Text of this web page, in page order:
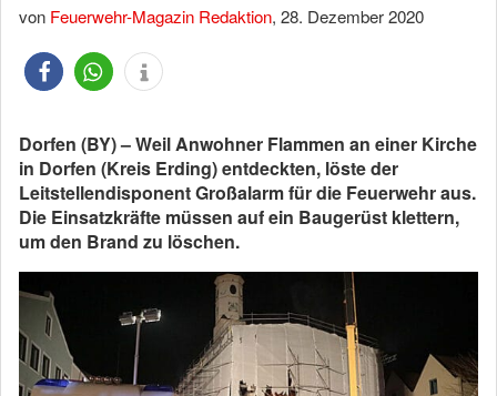
von Feuerwehr-Magazin Redaktion, 28. Dezember 2020
Dorfen (BY) – Weil Anwohner Flammen an einer Kirche
in Dorfen (Kreis Erding) entdeckten, löste der
Leitstellendisponent Großalarm für die Feuerwehr aus.
Die Einsatzkräfte müssen auf ein Baugerüst klettern,
um den Brand zu löschen.